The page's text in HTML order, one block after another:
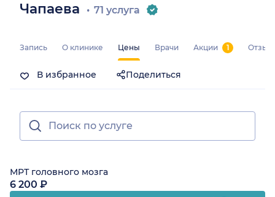
Чапаева
71 услуга
Запись О клинике Цены Врачи Акции 1
В избранное Поделиться
МРТ головного мозга
6 200 ₽